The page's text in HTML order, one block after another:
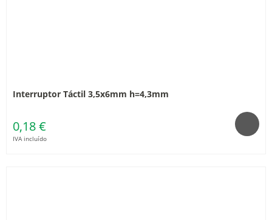
Interruptor Táctil 3,5x6mm h=4,3mm
0,18 €
IVA incluído